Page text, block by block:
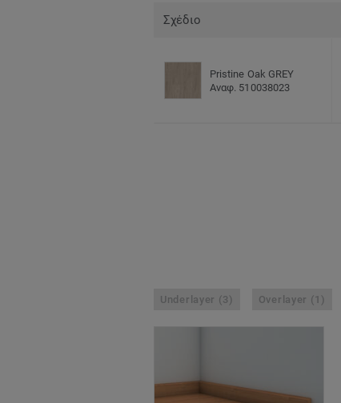
Σχέδιο
Pristine Oak GREY
Αναφ. 510038023
Underlayer (3) Overlayer (1)